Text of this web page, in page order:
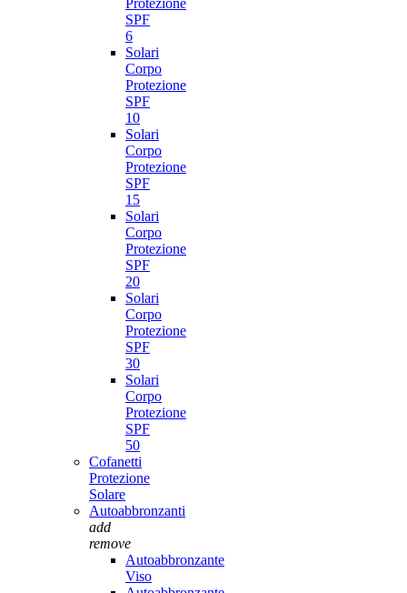
Protezione
SPF
6
Solari
Corpo
Protezione
SPF
10
Solari
Corpo
Protezione
SPF
15
Solari
Corpo
Protezione
SPF
20
Solari
Corpo
Protezione
SPF
30
Solari
Corpo
Protezione
SPF
50
Cofanetti
Protezione
Solare
Autoabbronzanti
add
remove
Autoabbronzante
Viso